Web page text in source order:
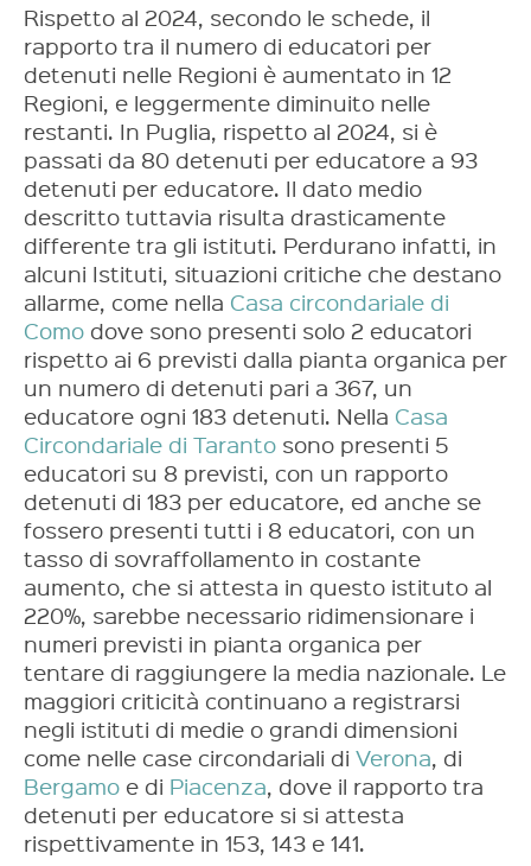
Rispetto al 2024, secondo le schede, il
rapporto tra il numero di educatori per
detenuti nelle Regioni è aumentato in 12
Regioni, e leggermente diminuito nelle
restanti. In Puglia, rispetto al 2024, si è
passati da 80 detenuti per educatore a 93
detenuti per educatore. Il dato medio
descritto tuttavia risulta drasticamente
differente tra gli istituti. Perdurano infatti, in
alcuni Istituti, situazioni critiche che destano
allarme, come nella Casa circondariale di
Como dove sono presenti solo 2 educatori
rispetto ai 6 previsti dalla pianta organica per
un numero di detenuti pari a 367, un
educatore ogni 183 detenuti. Nella Casa
Circondariale di Taranto sono presenti 5
educatori su 8 previsti, con un rapporto
detenuti di 183 per educatore, ed anche se
fossero presenti tutti i 8 educatori, con un
tasso di sovraffollamento in costante
aumento, che si attesta in questo istituto al
220%, sarebbe necessario ridimensionare i
numeri previsti in pianta organica per
tentare di raggiungere la media nazionale. Le
maggiori criticità continuano a registrarsi
negli istituti di medie o grandi dimensioni
come nelle case circondariali di Verona, di
Bergamo e di Piacenza, dove il rapporto tra
detenuti per educatore si si attesta
rispettivamente in 153, 143 e 141.